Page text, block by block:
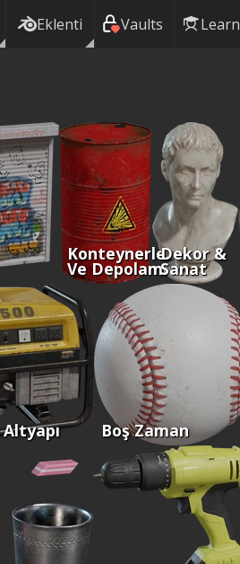
Eklenti Vaults Learn
Konteynerler
Ve Depolama
Dekor &
Sanat
Boş Zaman